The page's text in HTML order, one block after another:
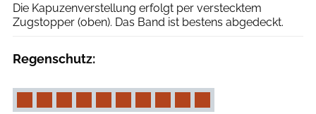
Die Kapuzenverstellung erfolgt per verstecktem
Zugstopper (oben). Das Band ist bestens abgedeckt.
Regenschutz: